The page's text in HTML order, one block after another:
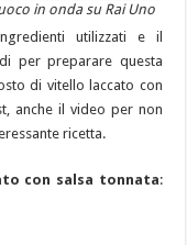
in onda su Rai Uno
utilizzati e il
per preparare questa
di vitello laccato con
anche il video per non
ricetta.
con salsa tonnata: